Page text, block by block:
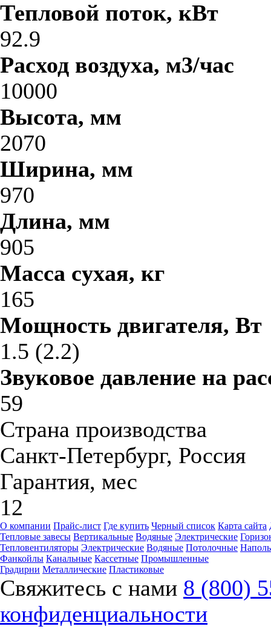
Тепловой поток, кВт
92.9
Расход воздуха, м3/час
10000
Высота, мм
2070
Ширина, мм
970
Длина, мм
905
Масса сухая, кг
165
Мощность двигателя, Вт
1.5 (2.2)
Звуковое давление на
59
Страна производства
Санкт-Петербург, Россия
Гарантия, мес
12
О компании Прайс-лист Где купить Черный список Карта сайта
Тепловые завесы Вертикальные Водяные Электрические
Тепловентиляторы Электрические Водяные Потолочные
Фанкойлы Канальные Кассетные Промышленные
Градирни Металлические Пластиковые
Свяжитесь с нами 8 (800)
конфиденциальности